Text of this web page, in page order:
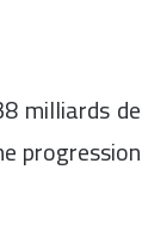
milliards de
progression